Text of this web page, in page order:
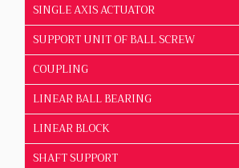
SINGLE AXIS ACTUATOR
SUPPORT UNIT OF BALL SCREW
COUPLING
LINEAR BALL BEARING
LINEAR BLOCK
SHAFT SUPPORT